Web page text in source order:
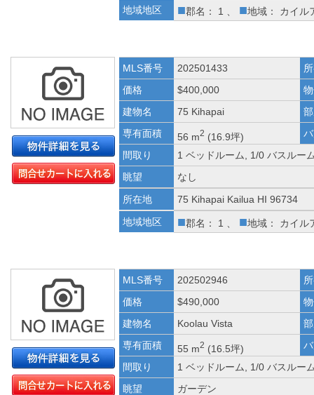
地域地区
■郡名： 1 、 ■地域： カイル
MLS番号 202501433
価格
$400,000
建物名
75 Kihapai
専有面積
56 m2 (16.9坪)
間取り
1 ベッドルーム, 1/0 バスルー
眺望
なし
所在地
75 Kihapai Kailua HI 96734
地域地区
■郡名： 1 、 ■地域： カイル
MLS番号 202502946
価格
$490,000
建物名
Koolau Vista
専有面積
55 m2 (16.5坪)
間取り
1 ベッドルーム, 1/0 バスルー
眺望
ガーデン